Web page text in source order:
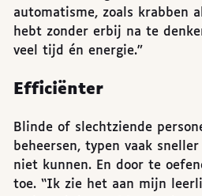
automatisme, zoals krabben
hebt zonder erbij na te
veel tijd én energie.”
Efficiënter
Blinde of slechtziende
beheersen, typen vaak
niet kunnen. En door te
toe. “Ik zie het aan mijn